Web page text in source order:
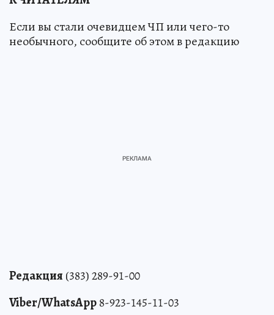
Если вы стали очевидцем ЧП или чего-то
необычного, сообщите об этом в редакцию
Редакция (383) 289-91-00
Viber/WhatsApp8-923-145-11-03